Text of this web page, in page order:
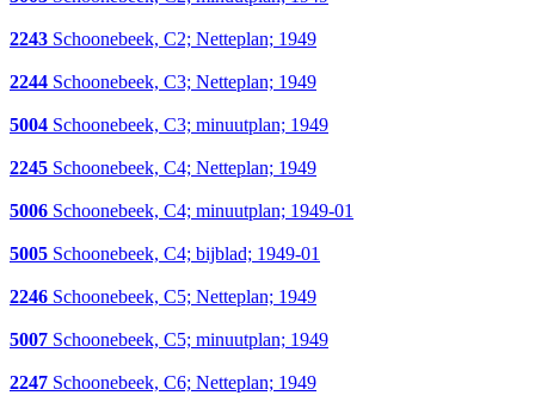
2243 Schoonebeek, C2; Netteplan; 1949
2244 Schoonebeek, C3; Netteplan; 1949
5004 Schoonebeek, C3; minuutplan; 1949
2245 Schoonebeek, C4; Netteplan; 1949
5006 Schoonebeek, C4; minuutplan; 1949-01
5005 Schoonebeek, C4; bijblad; 1949-01
2246 Schoonebeek, C5; Netteplan; 1949
5007 Schoonebeek, C5; minuutplan; 1949
2247 Schoonebeek, C6; Netteplan; 1949